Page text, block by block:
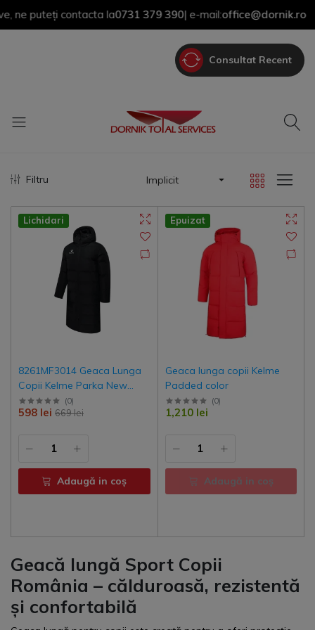
contacta la0731 379 390| e-mail:office@dornik.ro |
Consultat Recent
Filtru Implicit
Lichidari
8261MF3014 Geaca Lunga
Copii Kelme Parka New
Lince
(0)
669 lei
598 lei
Adaugă in coş
Epuizat
Geaca lunga copii Kelme
Padded color
(0)
1,210 lei
Adaugă in coş
Geacă lungă Sport Copii
România – călduroasă, rezistentă
și confortabilă